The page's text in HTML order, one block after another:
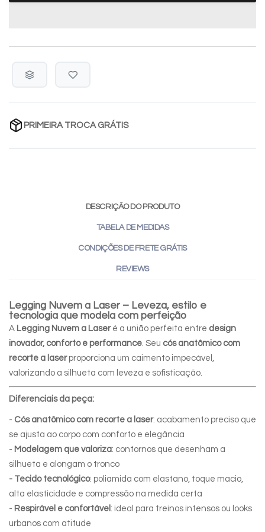
PRIMEIRA TROCA GRÁTIS
DESCRIÇÃO DO PRODUTO
TABELA DE MEDIDAS
CONDIÇÕES DE FRETE GRÁTIS
REVIEWS
Legging Nuvem a Laser – Leveza, estilo e
tecnologia que modela com perfeição
A Legging Nuvem a Laseré a união perfeita entre design
inovador, conforto e performance . Seu cós anatômico com
recorte a laserproporciona um caimento impecável,
valorizando a silhueta com leveza e sofisticação.
Diferenciais da peça:
- Cós anatômico com recorte a laser: acabamento preciso que
se ajusta ao corpo com conforto e elegância
- Modelagem que valoriza: contornos que desenham a
silhueta e alongam o tronco
- Tecido tecnológico: poliamida com elastano, toque macio,
alta elasticidade e compressão na medida certa
- Respirável e confortável : ideal para treinos intensos ou looks
urbanos com atitude